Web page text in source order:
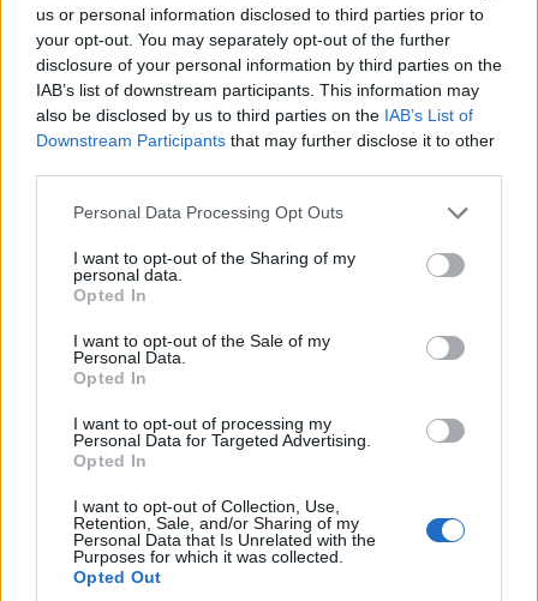
us or personal information disclosed to third parties prior to
your opt-out. You may separately opt-out of the further
disclosure of your personal information by third parties on the
IAB’s list of downstream participants. This information may
also be disclosed by us to third parties on the IAB’s List of
Downstream Participants that may further disclose it to other
Please note that this website/app uses one or more Google
not limited to your visit or usage behaviour. You may click to
grant or deny consent to Google and its third-party tags to
use your data for below specified purposes in below Google
consent section.
Personal Data Processing Opt Outs
I want to opt-out of the Sharing of my
personal data.
Opted In
I want to opt-out of the Sale of my
Personal Data.
Opted In
I want to opt-out of processing my
Personal Data for Targeted Advertising.
Opted In
I want to opt-out of Collection, Use,
Retention, Sale, and/or Sharing of my
Personal Data that Is Unrelated with the
Purposes for which it was collected.
Opted Out